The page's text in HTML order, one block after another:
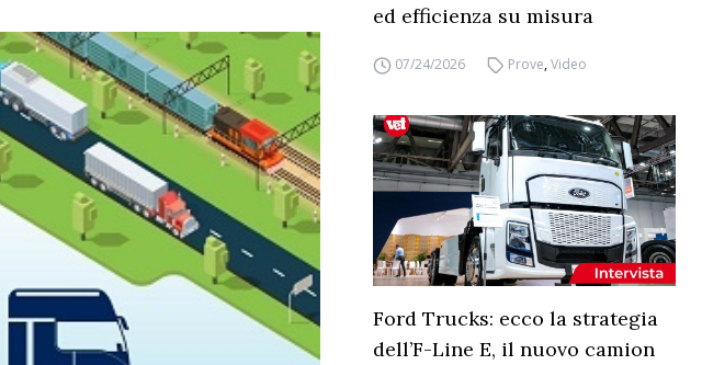
ed efficienza su misura
07/24/2026 Prove,Video
Ford Trucks: ecco la strategia
dell’F-Line E, il nuovo camion